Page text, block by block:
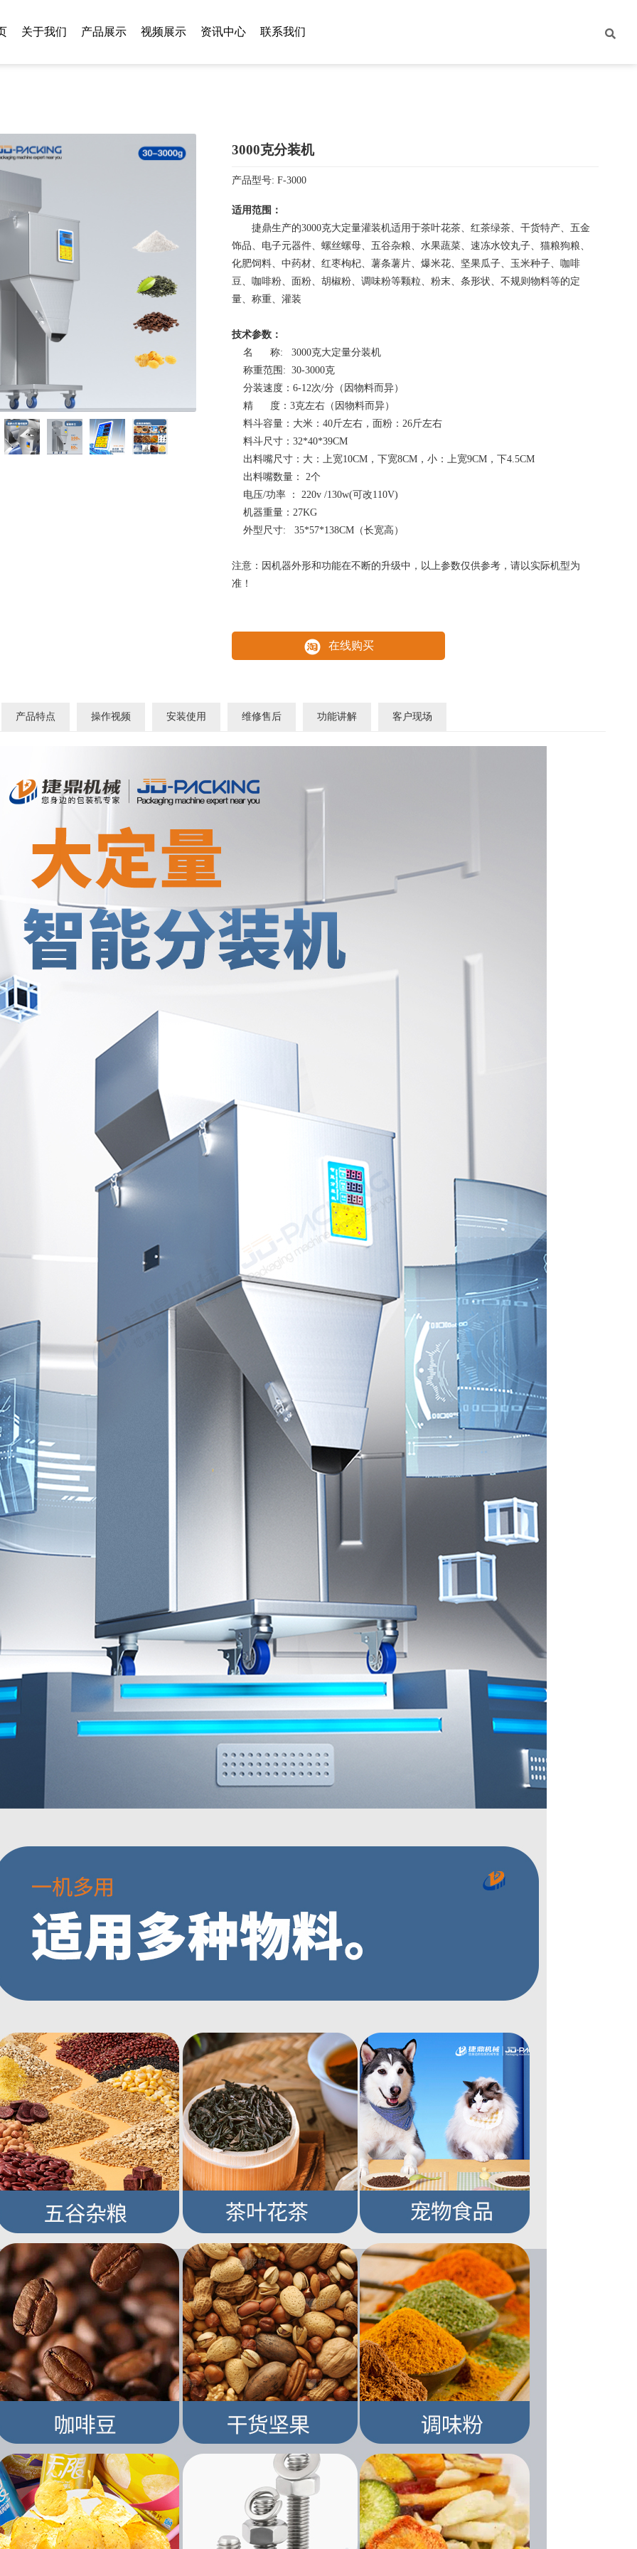
关于我们 产品展示 视频展示 资讯中心 联系我们
3000克分装机
产品型号: F-3000
适用范围：
捷鼎生产的3000克大定量灌装机适用于茶叶花茶、红茶绿茶、干货特产、五金
饰品、电子元器件、螺丝螺母、五谷杂粮、水果蔬菜、速冻水饺丸子、猫粮狗粮、
化肥饲料、中药材、红枣枸杞、薯条薯片、爆米花、坚果瓜子、玉米种子、咖啡
豆、咖啡粉、面粉、胡椒粉、调味粉等颗粒、粉末、条形状、不规则物料等的定
量、称重、灌装
技术参数：
名 称: 3000克大定量分装机
称重范围: 30-3000克
分装速度：6-12次/分（因物料而异）
精 度：3克左右（因物料而异）
料斗容量：大米：40斤左右，面粉：26斤左右
料斗尺寸：32*40*39CM
出料嘴尺寸：大：上宽10CM，下宽8CM，小：上宽9CM，下4.5CM
出料嘴数量： 2个
电压/功率 ： 220v /130w(可改110V)
机器重量：27KG
外型尺寸: 35*57*138CM（长宽高）
注意：因机器外形和功能在不断的升级中，以上参数仅供参考，请以实际机型为
准！
在线购买
产品特点 操作视频 安装使用 维修售后 功能讲解 客户现场